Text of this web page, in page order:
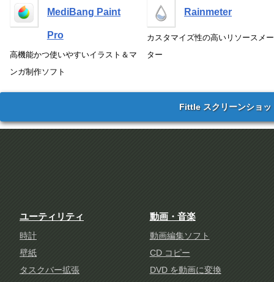
MediBang Paint
Pro
高機能かつ使いやすいイラスト＆マ
ンガ制作ソフト
Rainmeter
カスタマイズ性の高いリソースメー
ター
Fittle スクリーンショッ
ユーティリティ
時計
壁紙
タスクバー拡張
動画・音楽
動画編集ソフト
CD コピー
DVD を動画に変換